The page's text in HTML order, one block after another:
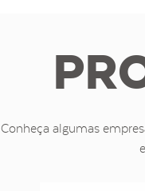
Conheça algumas